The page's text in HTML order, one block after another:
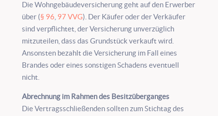
Die Wohngebäudeversicherung geht auf den Erwerber
über (§ 96 97 VVG). Der Käufer oder der Verkäufer
sind verpflichtet, der Versicherung unverzüglich
mitzuteilen, dass das Grundstück verkauft wird.
Ansonsten bezahlt die Versicherung im Fall eines
Brandes oder eines sonstigen Schadens eventuell
nicht.
Abrechnung im Rahmen des Besitzüberganges
Die Vertragsschließenden sollten zum Stichtag des